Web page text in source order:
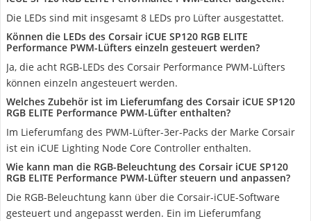
Die LEDs sind mit insgesamt 8 LEDs pro Lüfter ausgestattet.
Können die LEDs des Corsair iCUE SP120 RGB ELITE
Performance PWM-Lüfters einzeln gesteuert werden?
Ja, die acht RGB-LEDs des Corsair Performance PWM-Lüfters
können einzeln angesteuert werden.
Welches Zubehör ist im Lieferumfang des Corsair iCUE SP120
RGB ELITE Performance PWM-Lüfter enthalten?
Im Lieferumfang des PWM-Lüfter-3er-Packs der Marke Corsair
ist ein iCUE Lighting Node Core Controller enthalten.
Wie kann man die RGB-Beleuchtung des Corsair iCUE SP120
RGB ELITE Performance PWM-Lüfter steuern und anpassen?
Die RGB-Beleuchtung kann über die Corsair-iCUE-Software
gesteuert und angepasst werden. Ein im Lieferumfang